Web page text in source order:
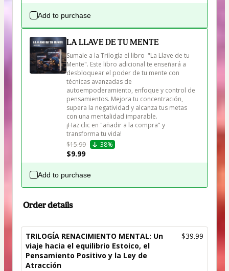
Add to purchase
LA LLAVE DE TU MENTE
Sumale a la Trilogía el libro  "La Llave de tu
Mente". Este libro adicional te enseñará a
desbloquear el poder de tu mente con
técnicas avanzadas de
autoempoderamiento, enfoque y control de
pensamientos. Mejora tu concentración,
supera la negatividad y alcanza tus metas
con una mentalidad imparable.
¡Haz clic en "añadir a la compra" y
transforma tu vida!
$15.99
38%
$9.99
Add to purchase
Order details
TRILOGÍA RENACIMIENTO MENTAL: Un
viaje hacia el equilibrio Estoico, el
Pensamiento Positivo y la Ley de
Atracción
$39.99